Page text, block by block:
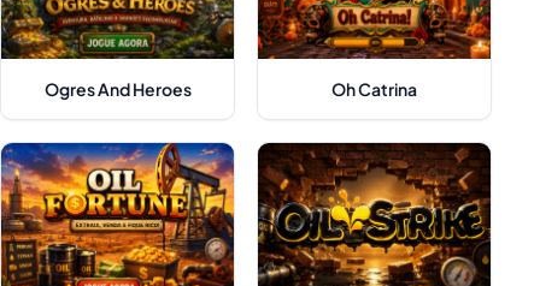
Ogres And Heroes Oh Catrina